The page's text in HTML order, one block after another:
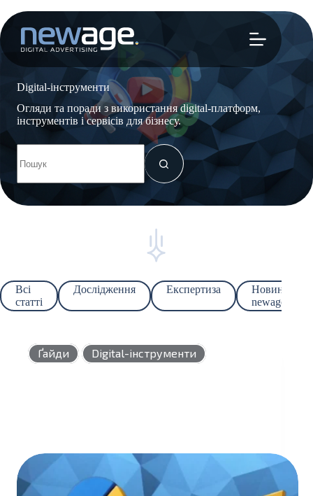
до
вмісту
Digital-інструменти
Огляди та поради з використання digital-платформ,
інструментів і сервісів для бізнесу.
результатів
Всі
статті
Дослідження Експертиза
Новини
newage.
Ґайди Digital-інструменти